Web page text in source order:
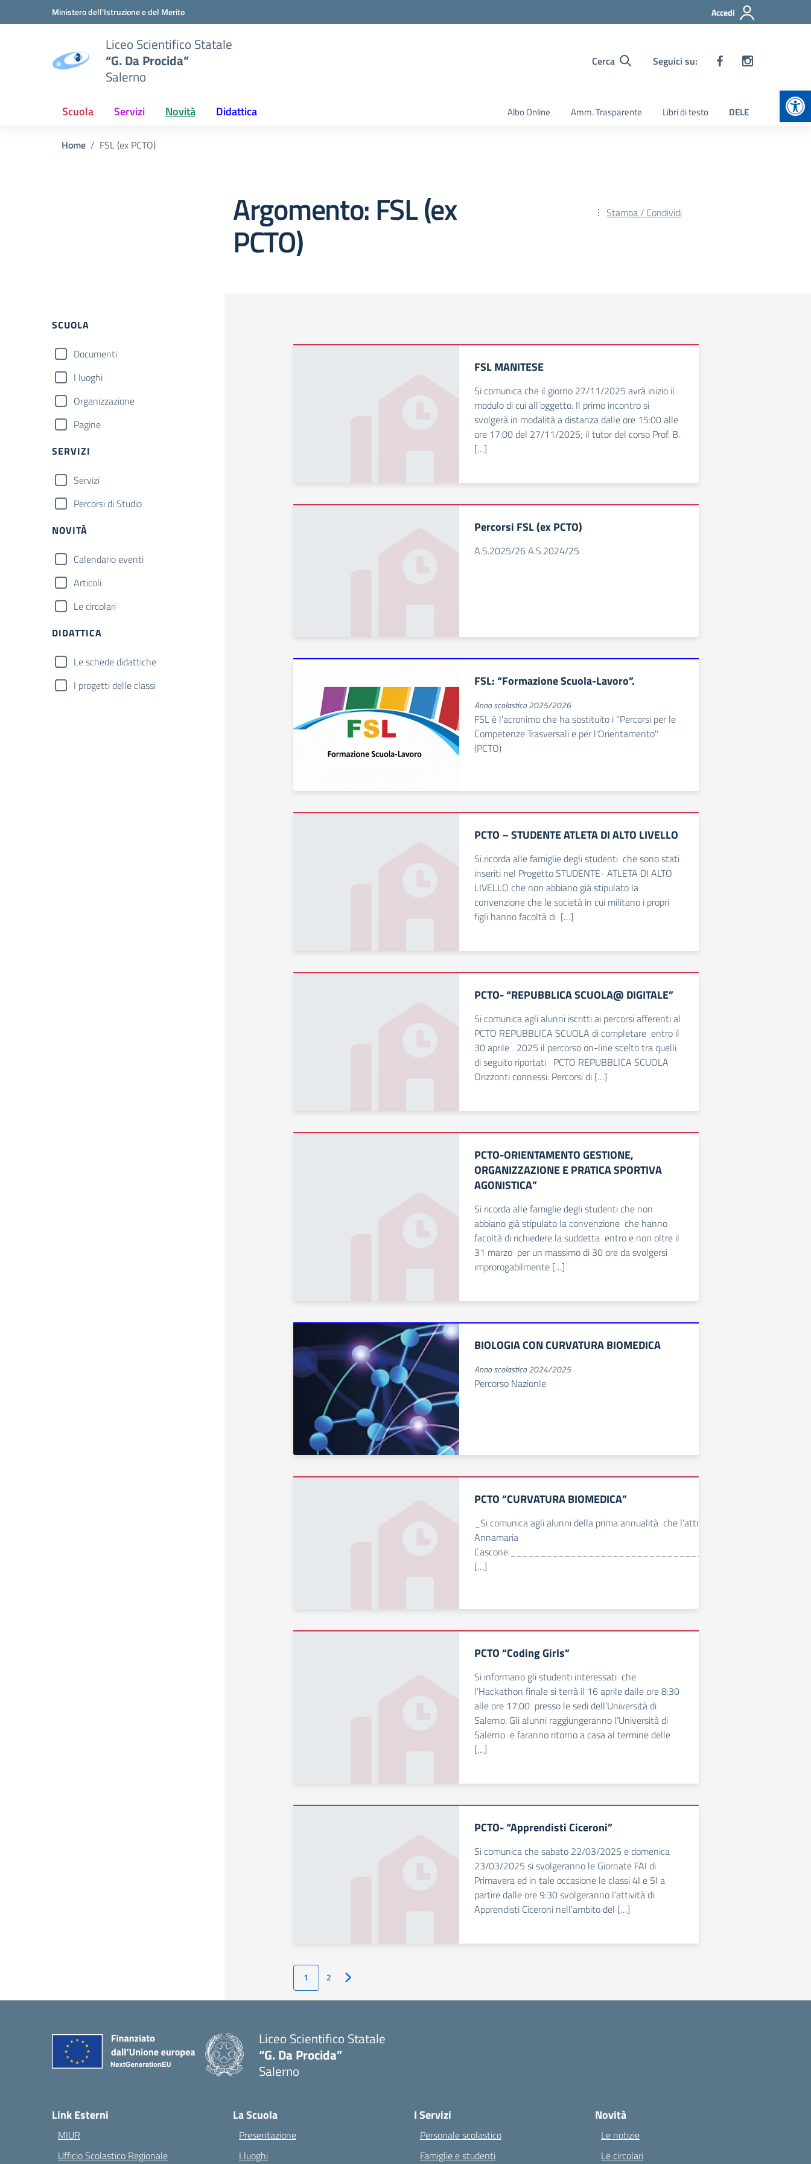
Vai ai contenuti
Vai al menu di navigazioneMinistero dell'Istruzione e del Merito Accedi
Liceo Scientifico Statale
“G. Da Procida”
Salerno
Cerca Seguici su:
Scuola Servizi Novità Didattica Albo Online Amm. Trasparente Libri di testo DELE
Home FSL (ex PCTO)
Argomento: FSL (ex
PCTO)
Stampa / Condividi
Filtri
SCUOLA
Documenti
I luoghi
Organizzazione
Pagine
SERVIZI
Servizi
Percorsi di Studio
NOVITÀ
Calendario eventi
Articoli
Le circolari
DIDATTICA
Le schede didattiche
I progetti delle classi
FSL MANITESE
Si comunica che il giorno 27/11/2025 avrà inizio il
modulo di cui all’oggetto. Il primo incontro si
svolgerà in modalità a distanza dalle ore 15:00 alle
ore 17:00 del 27/11/2025; il tutor del corso Prof. B.
[…]
Percorsi FSL (ex PCTO)
A.S.2025/26 A.S.2024/25
FSL: “Formazione Scuola-Lavoro”.
Anno scolastico 2025/2026
FSL è l'acronimo che ha sostituito i "Percorsi per le
Competenze Trasversali e per l'Orientamento"
(PCTO)
PCTO – STUDENTE ATLETA DI ALTO LIVELLO
Si ricorda alle famiglie degli studenti che sono stati
inseriti nel Progetto STUDENTE- ATLETA DI ALTO
LIVELLO che non abbiano già stipulato la
convenzione che le società in cui militano i propri
figli hanno facoltà di […]
PCTO- “REPUBBLICA SCUOLA@ DIGITALE”
Si comunica agli alunni iscritti ai percorsi afferenti al
PCTO REPUBBLICA SCUOLA di completare entro il
30 aprile 2025 il percorso on-line scelto tra quelli
di seguito riportati PCTO REPUBBLICA SCUOLA
Orizzonti connessi. Percorsi di […]
PCTO-ORIENTAMENTO GESTIONE,
ORGANIZZAZIONE E PRATICA SPORTIVA
AGONISTICA”
Si ricorda alle famiglie degli studenti che non
abbiano già stipulato la convenzione che hanno
facoltà di richiedere la suddetta entro e non oltre il
31 marzo per un massimo di 30 ore da svolgersi
improrogabilmente […]
BIOLOGIA CON CURVATURA BIOMEDICA
Anno scolastico 2024/2025
Percorso Nazionle
PCTO “CURVATURA BIOMEDICA”
_Si comunica agli alunni della prima annualità che l’attività laboratoriale si
Annamaria
[…]
PCTO “Coding Girls”
Si informano gli studenti interessati che
l’Hackathon finale si terrà il 16 aprile dalle ore 8:30
alle ore 17:00 presso le sedi dell’Università di
Salerno. Gli alunni raggiungeranno l’Università di
Salerno e faranno ritorno a casa al termine delle
[…]
PCTO- “Apprendisti Ciceroni”
Si comunica che sabato 22/03/2025 e domenica
23/03/2025 si svolgeranno le Giornate FAI di
Primavera ed in tale occasione le classi 4I e 5I a
partire dalle ore 9:30 svolgeranno l’attività di
Apprendisti Ciceroni nell’ambito del […]
1 2 Pagina successiva
Liceo Scientifico Statale
“G. Da Procida”
Salerno
Link Esterni
MIUR
Ufficio Scolastico Regionale
La Scuola
Presentazione
I luoghi
I Servizi
Personale scolastico
Famiglie e studenti
Novità
Le notizie
Le circolari